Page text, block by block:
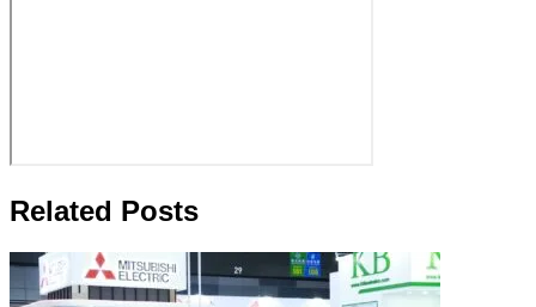
Related Posts